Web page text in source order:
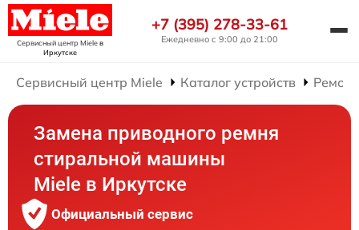
Сервисный центр Mieleв
Иркутске
+7 (395) 278-33-61
Ежедневно с 9:00 до 21:00
Сервисный центр Miele Каталог устройств
Замена приводного ремня
стиральной машины
Miele в Иркутске
Официальный сервис